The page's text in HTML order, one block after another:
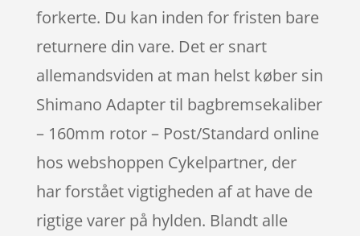
forkerte. Du kan inden for fristen bare
returnere din vare. Det er snart
allemandsviden at man helst køber sin
Shimano Adapter til bagbremsekaliber
– 160mm rotor – Post/Standard online
hos webshoppen Cykelpartner, der
har forstået vigtigheden af at have de
rigtige varer på hylden. Blandt alle